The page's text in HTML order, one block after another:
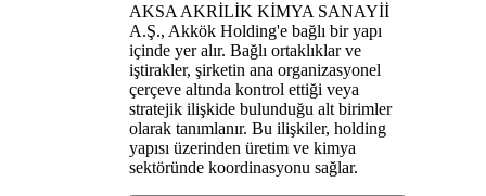
AKSA AKRİLİK KİMYA SANAYİİ
A.Ş., Akkök Holding'e bağlı bir yapı
içinde yer alır. Bağlı ortaklıklar ve
iştirakler, şirketin ana organizasyonel
çerçeve altında kontrol ettiği veya
stratejik ilişkide bulunduğu alt birimler
olarak tanımlanır. Bu ilişkiler, holding
yapısı üzerinden üretim ve kimya
sektöründe koordinasyonu sağlar.